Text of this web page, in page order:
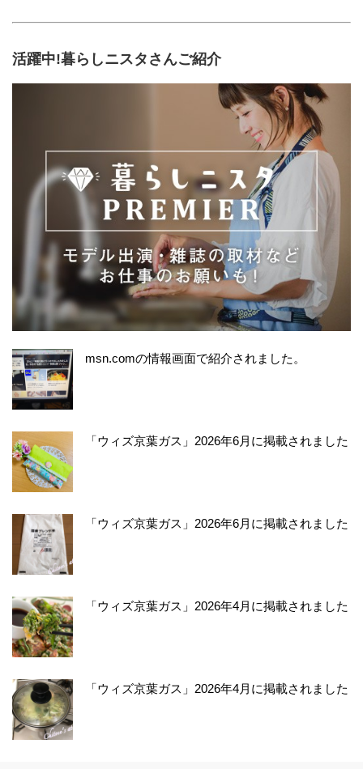
活躍中!暮らしニスタさんご紹介
msn.comの情報画面で紹介されました。
「ウィズ京葉ガス」2026年6月に掲載されました
「ウィズ京葉ガス」2026年6月に掲載されました
「ウィズ京葉ガス」2026年4月に掲載されました
「ウィズ京葉ガス」2026年4月に掲載されました